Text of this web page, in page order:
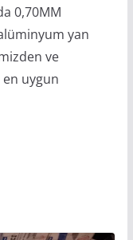
0,70MM
yan
ve
uygun